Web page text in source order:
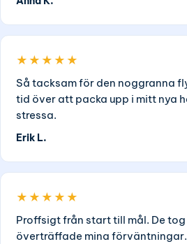
★★★★★
Så tacksam för den noggranna
tid över att packa upp i mitt nya
stressa.
Erik L.
★★★★★
Proffsigt från start till mål. De
överträffade mina